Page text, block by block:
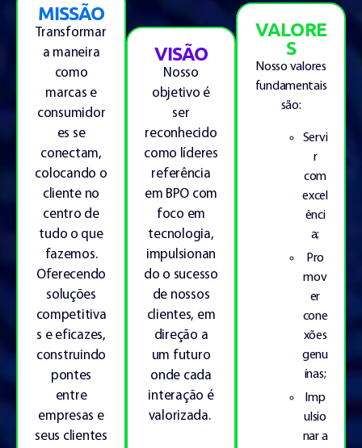
MISSÃO
Transformar
a maneira
como
marcas e
consumidor
es se
conectam,
colocando o
cliente no
centro de
tudo o que
fazemos.
Oferecendo
soluções
competitiva
s e eficazes,
construindo
pontes
entre
empresas e
seus clientes
VISÃO
Nosso
objetivo é
ser
reconhecido
como líderes
referência
em BPO com
foco em
tecnologia,
impulsionan
do o sucesso
de nossos
clientes, em
direção a
um futuro
onde cada
interação é
valorizada.
VALORE
S
Nosso valores
fundamentais
são:
Servi
r
com
excel
ênci
a;
Pro
mov
er
cone
xões
genu
ínas;
Imp
ulsio
nar a